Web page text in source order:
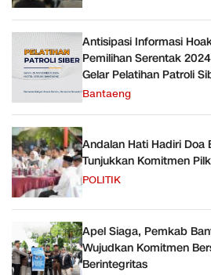
Antisipasi Informasi
Pemilihan Serentak
Gelar Pelatihan Patroli
Bantaeng
Andalan Hati Hadiri Doa
Tunjukkan Komitmen
POLITIK
Apel Siaga, Pemkab
Wujudkan Komitmen
Berintegritas